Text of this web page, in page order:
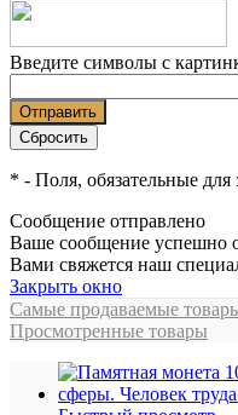
Введите символы с
* - Поля, обязательные для
Сообщение отправлено
Ваше сообщение успешно
Вами свяжется наш
Закрыть окно
Самые продаваемые
Просмотренные товары